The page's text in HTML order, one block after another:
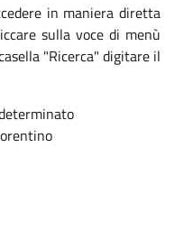
in maniera diretta
sulla voce di menù
"Ricerca" digitare il